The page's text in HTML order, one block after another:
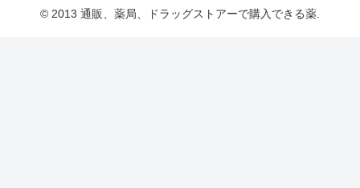
© 2013 通販、薬局、ドラッグストアーで購入できる薬.